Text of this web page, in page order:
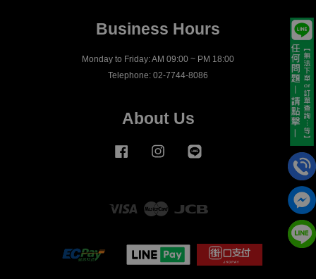
Business Hours
Monday to Friday: AM 09:00 ~ PM 18:00
Telephone: 02-7744-8086
About Us
Facebook Instagram
Visa Master